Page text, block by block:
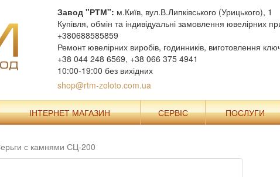
Завод "РТМ": м.Київ, вул.В.Липківського (Урицького), 1
Купівля, обмін та індивідуальні замовлення ювелірних
+380688585859
Ремонт ювелірних виробів, годинників, виготовлення
+38 044 248 6569, +38 066 375 4941
10:00-19:00 без вихідних
shop@rtm-zoloto.com.ua
ІНТЕРНЕТ МАГАЗИН СЕРВІС ПОСЛУГИ
с камнями СЦ-200